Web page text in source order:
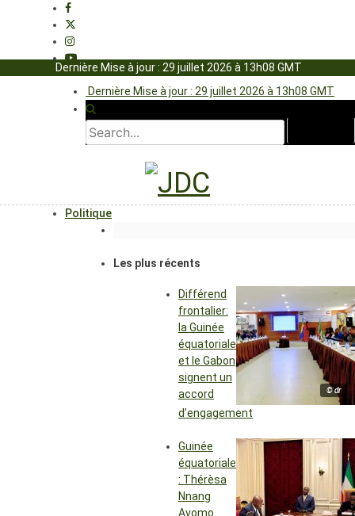
Dernière Mise à jour : 29 juillet 2026 à 13h08 GMT
Dernière Mise à jour : 29 juillet 2026 à 13h08 GMT
Politique
Les plus récents
© dr
Différend
frontalier:
la Guinée
équatoriale
et le Gabon
signent un
accord
d’engagement
Guinée
équatoriale
: Thérèsa
Nnang
Avomo